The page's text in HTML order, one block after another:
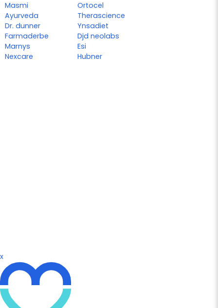
Masmi
Ayurveda
Dr. dunner
Farmaderbe
Marnys
Nexcare
Ortocel
Therascience
Ynsadiet
Djd neolabs
Esi
Hubner
x